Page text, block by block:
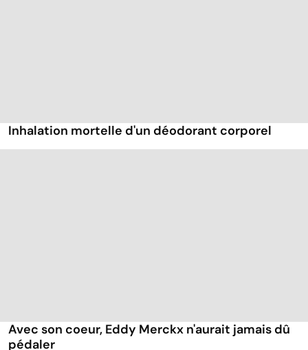
Inhalation mortelle d'un déodorant corporel
Avec son coeur, Eddy Merckx n'aurait jamais dû
pédaler